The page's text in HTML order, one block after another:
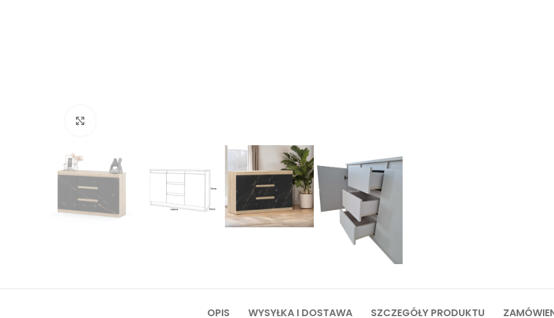
OPIS WYSYŁKA I DOSTAWA SZCZEGÓŁY PRODUKTU